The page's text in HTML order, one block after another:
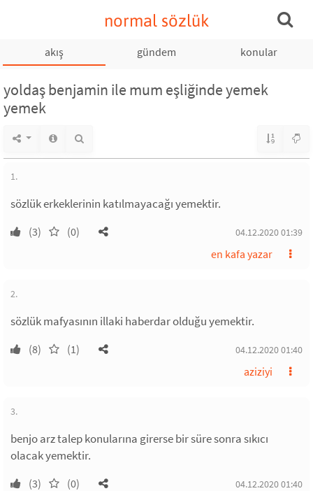
normal sözlük
akış gündem konular
yoldaş benjamin ile mum eşliğinde yemek
yemek
1.
sözlük erkeklerinin katılmayacağı yemektir.
(3) (0) 04.12.2020 01:39
en kafa yazar
2.
sözlük mafyasının illaki haberdar olduğu yemektir.
(8) (1) 04.12.2020 01:40
aziziyi
3.
benjo arz talep konularına girerse bir süre sonra sıkıcı
olacak yemektir.
(3) (0) 04.12.2020 01:40